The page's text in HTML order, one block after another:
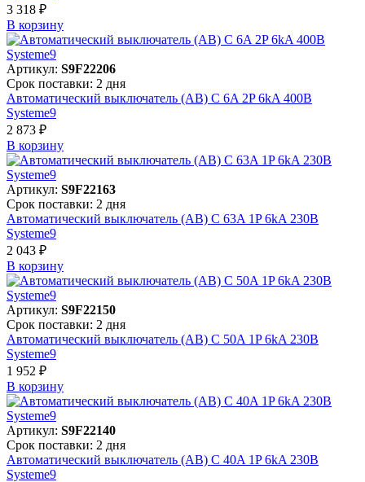
3 318 ₽
В корзинy
Артикул: S9F22206
Срок поставки: 2 дня
Автоматический выключатель (АВ) C 6A 2P 6kA 400В
Systeme9
2 873 ₽
В корзинy
Артикул: S9F22163
Срок поставки: 2 дня
Автоматический выключатель (АВ) C 63A 1P 6kA 230В
Systeme9
2 043 ₽
В корзинy
Артикул: S9F22150
Срок поставки: 2 дня
Автоматический выключатель (АВ) C 50A 1P 6kA 230В
Systeme9
1 952 ₽
В корзинy
Артикул: S9F22140
Срок поставки: 2 дня
Автоматический выключатель (АВ) C 40A 1P 6kA 230В
Systeme9